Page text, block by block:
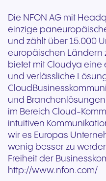
Die NFON AG mit
einzige
und zählt über 15.000
europäischen Ländern
bietet mit Cloudya
und verlässliche
und
im Bereich Cloud-
intuitiven
wir es Europas
wenig besser zu
Freiheit der
http://www.nfon.com/